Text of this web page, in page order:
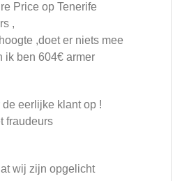
Price op Tenerife
,
,doet er niets mee
ik ben 604€ armer
eerlijke klant op !
fraudeurs
wij zijn opgelicht